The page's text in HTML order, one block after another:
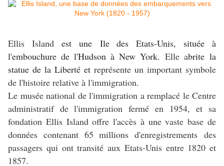
Ellis Islandest une Ile des Etats-Unis, située à
l'embouchure de l'Hudson à New York. Elle abrite la
statue de la Liberté etreprésente un important symbole
de l'histoire relative à l'immigration.
Le musée national de l'immigration a remplacé le Centre
administratif de l'immigration fermé en 1954, et sa
fondation Ellis Island offre l'accès à une vaste base de
données contenant 65 millions d'enregistrements des
passagers qui ont transité aux Etats-Unis entre 1820 et
1857.